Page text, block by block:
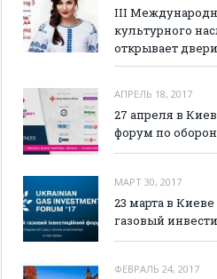
III
культурного
открывает
АПРЕЛЬ 18, 2017
27 апреля в
форум по
МАРТ 30, 2017
23 марта в
газовый
ФЕВРАЛЬ 24, 2017